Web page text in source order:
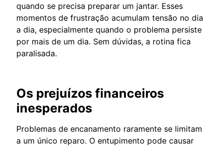
quando se precisa preparar um jantar. Esses
momentos de frustração acumulam tensão no dia
a dia, especialmente quando o problema persiste
por mais de um dia. Sem dúvidas, a rotina fica
paralisada.
Os prejuízos financeiros
inesperados
Problemas de encanamento raramente se limitam
a um único reparo. O entupimento pode causar